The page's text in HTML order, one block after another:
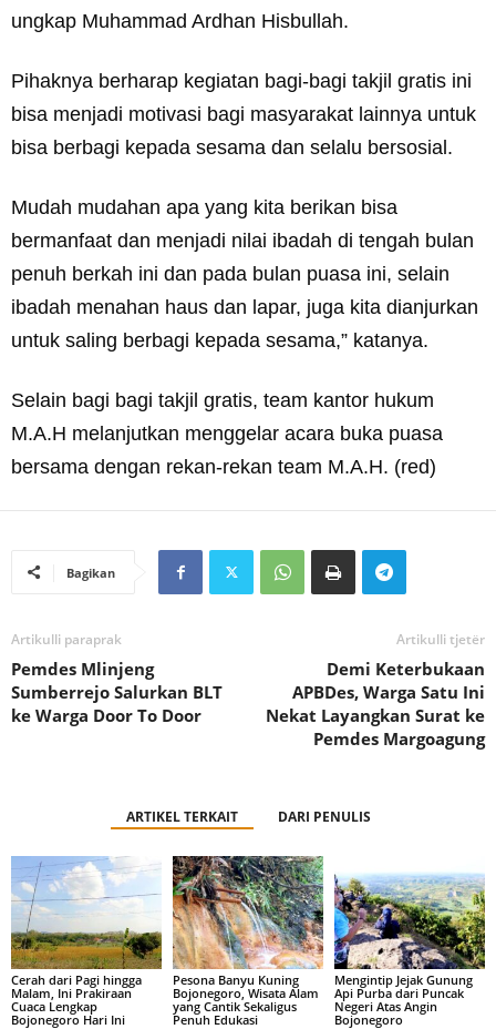
ungkap Muhammad Ardhan Hisbullah.
Pihaknya berharap kegiatan bagi-bagi takjil gratis ini
bisa menjadi motivasi bagi masyarakat lainnya untuk
bisa berbagi kepada sesama dan selalu bersosial.
Mudah mudahan apa yang kita berikan bisa
bermanfaat dan menjadi nilai ibadah di tengah bulan
penuh berkah ini dan pada bulan puasa ini, selain
ibadah menahan haus dan lapar, juga kita dianjurkan
untuk saling berbagi kepada sesama,” katanya.
Selain bagi bagi takjil gratis, team kantor hukum
M.A.H melanjutkan menggelar acara buka puasa
bersama dengan rekan-rekan team M.A.H. (red)
Bagikan
Artikulli paraprak
Pemdes Mlinjeng
Sumberrejo Salurkan BLT
ke Warga Door To Door
Artikulli tjetër
Demi Keterbukaan
APBDes, Warga Satu Ini
Nekat Layangkan Surat ke
Pemdes Margoagung
ARTIKEL TERKAIT DARI PENULIS
Cerah dari Pagi hingga
Malam, Ini Prakiraan
Cuaca Lengkap
Bojonegoro Hari Ini
Pesona Banyu Kuning
Bojonegoro, Wisata Alam
yang Cantik Sekaligus
Penuh Edukasi
Mengintip Jejak Gunung
Api Purba dari Puncak
Negeri Atas Angin
Bojonegoro